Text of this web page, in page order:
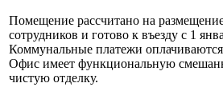
Помещение рассчитано на
сотрудников и готово к въезду с 1
Коммунальные платежи
Офис имеет функциональную
чистую отделку.